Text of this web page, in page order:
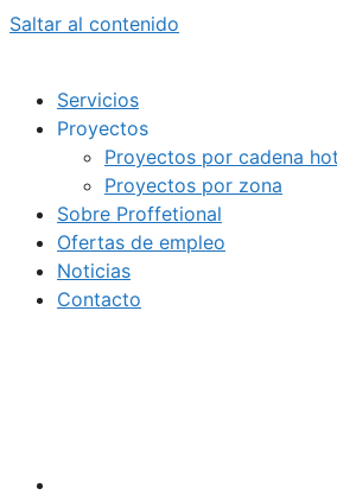
Saltar al contenido
Servicios
Proyectos
Proyectos por cadena
Proyectos por zona
Sobre Proffetional
Ofertas de empleo
Noticias
Contacto